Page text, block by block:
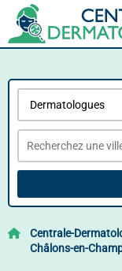
Centrale-
Châlons-en-